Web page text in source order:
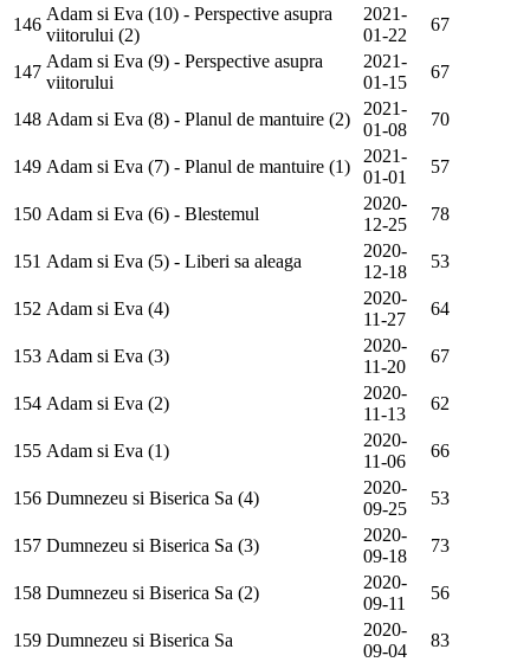
146
Adam si Eva (10) - Perspective asupra
viitorului (2)
2021-
01-22
67
147
Adam si Eva (9) - Perspective asupra
viitorului
2021-
01-15
67
148 Adam si Eva (8) - Planul de mantuire (2)
2021-
01-08
70
149 Adam si Eva (7) - Planul de mantuire (1)
2021-
01-01
57
150 Adam si Eva (6) - Blestemul
2020-
12-25
78
151 Adam si Eva (5) - Liberi sa aleaga
2020-
12-18
53
152 Adam si Eva (4)
2020-
11-27
64
153 Adam si Eva (3)
2020-
11-20
67
154 Adam si Eva (2)
2020-
11-13
62
155 Adam si Eva (1)
2020-
11-06
66
156 Dumnezeu si Biserica Sa (4)
2020-
09-25
53
157 Dumnezeu si Biserica Sa (3)
2020-
09-18
73
158 Dumnezeu si Biserica Sa (2)
2020-
09-11
56
159 Dumnezeu si Biserica Sa
2020-
09-04
83